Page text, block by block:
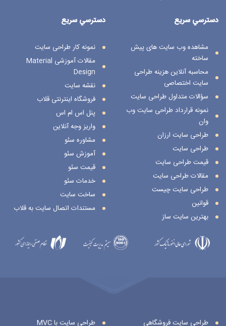
دسترسي سريع
نمونه کار طراحی سایت
مقالات آموزشی Material
Design
نقشه سایت
فروشگاه اینترنتی قلاب
پنل اس ام اس
واریز وجه آنلاین
مشاوره سئو
آموزش سئو
قیمت سئو
خدمات سئو
ساخت سایت
مستندات اتصال سایت به قلاب
دسترسي سريع
مشاهده وب سایت های پیش
ساخته
محاسبه آنلاین هزینه طراحی
سایت اختصاصی
سؤالات متداول طراحی سایت
نمونه قرارداد طراحی سایت وب
وان
طراحی سایت ارزان
طراحی سایت
قیمت طراحی سایت
مقالات طراحی سایت
طراحی سایت چیست
قوانین
بهترین سایت ساز
طراحی سایت فروشگاهی
طراحی سایت با MVC